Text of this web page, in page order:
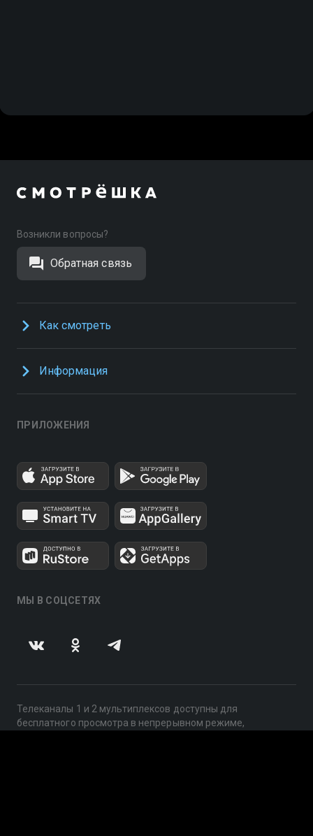
Возникли вопросы?
Обратная связь
Как смотреть
Информация
ПРИЛОЖЕНИЯ
МЫ В СОЦСЕТЯХ
Телеканалы 1 и 2 мультиплексов доступны для
бесплатного просмотра в непрерывном режиме,